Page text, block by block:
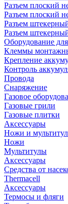
Разъем плоский
Разъем плоский
Разъем
Разъем
Оборудование
Клеммы
Крепление
Контроль
Провода
Снаряжение
Газовое
Газовые грили
Газовые плитки
Аксессуары
Ножи и
Ножи
Мультитулы
Аксессуары
Средства от
Thermacell
Аксессуары
Термосы и фляги